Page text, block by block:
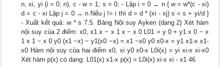
n, xi, yi (i = 0, n), c - w = 1; s = 0; - Lặp i = 0 → n { w = w*(c - xi)
d = c - xi Lặp j = 0 → n Nếu j != i thì d = d * (xi - xj) s = s + yi/d }
- Xuất kết quả: w * s 7.5. Bảng Nội suy Ayken (dạng 2) Xét hàm
nội suy của 2 điểm: x0, x1 x − x 1 x − x 0 L01 = y 0 + y1 x 0 − x
1 x 1 − x 0 y0 (x1 −x) − y1(x0 −x) = x1 −x0 y0 x0-x = y1 x1-x x1-
x0 Hàm nội suy của hai điểm x0, xi y0 x0-x L0i(x) = yi xi-x xi-x0
Xét hàm p(x) có dạng: L01(x) x1-x p(x) = L0i(x) xi-x xi - x1 46